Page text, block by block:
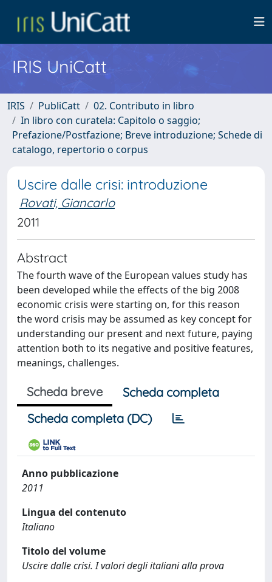
IRIS UniCatt
IRIS PubliCatt
02. Contributo in libro
In libro con curatela: Capitolo o saggio;
Prefazione/Postfazione; Breve introduzione; Schede di
catalogo, repertorio o corpus
Uscire dalle crisi: introduzione
Rovati, Giancarlo
2011
Abstract
The fourth wave of the European values study has
been developed while the effects of the big 2008
economic crisis were starting on, for this reason
the word crisis may be assumed as key concept for
understanding our present and next future, paying
attention both to its negative and positive features,
meanings, challenges.
Scheda breve
Scheda completa
Scheda completa (DC)
Anno pubblicazione
2011
Lingua del contenuto
Italiano
Titolo del volume
Uscire dalle crisi. I valori degli italiani alla prova